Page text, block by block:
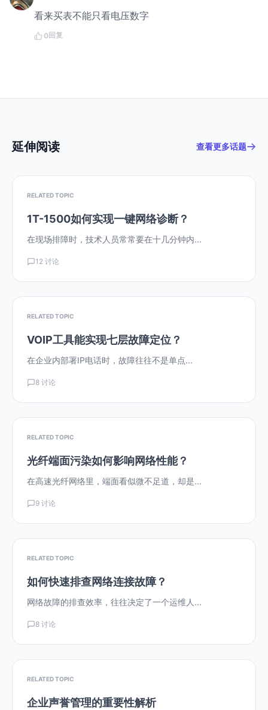
看来买表不能只看电压数字
0回复
延伸阅读 查看更多话题
RELATED TOPIC
1T-1500如何实现一键网络诊断？
在现场排障时，技术人员常常要在十几分钟内...
12 讨论
RELATED TOPIC
VOIP工具能实现七层故障定位？
在企业内部署IP电话时，故障往往不是单点...
8 讨论
RELATED TOPIC
光纤端面污染如何影响网络性能？
在高速光纤网络里，端面看似微不足道，却是...
9 讨论
RELATED TOPIC
如何快速排查网络连接故障？
网络故障的排查效率，往往决定了一个运维人...
8 讨论
RELATED TOPIC
企业声誉管理的重要性解析